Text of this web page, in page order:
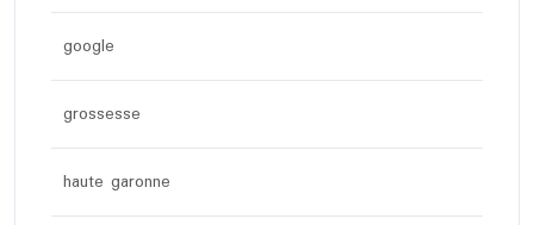
google
grossesse
haute garonne